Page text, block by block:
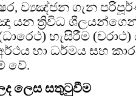
ව්‍යඤ්ජන ගැන
යන ත්‍රිවිධ
(ධාරෙථ) හැසිරීම
හා ධර්මය සහ
වේ.
ලෙස සතුටුවීම